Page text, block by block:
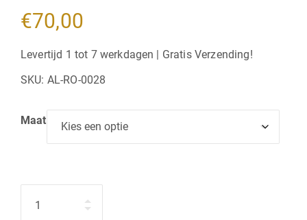
€70,00
Levertijd 1 tot 7 werkdagen | Gratis Verzending!
SKU: AL-RO-0028
Maat